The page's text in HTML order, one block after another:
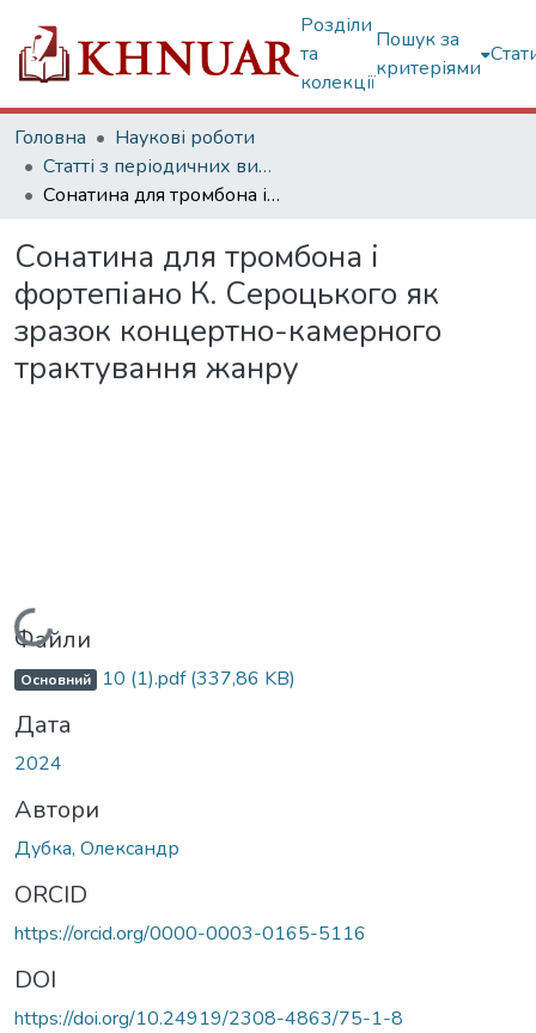
Розділи
та
колекції
Пошук за
критеріями
Головна
Наукові роботи
Статті з періодичних видань
Сонатина для тромбона і фортепіано К. Сероцького як зразок концертно-камерного трактування жанру
Сонатина для тромбона і
фортепіано К. Сероцького як
зразок концертно-камерного
трактування жанру
Вантажиться...
Файли
Основний 10 (1).pdf(337,86 KB)
Дата
2024
Автори
Дубка, Олександр
ORCID
https://orcid.org/0000-0003-0165-5116
DOI
https://doi.org/10.24919/2308-4863/75-1-8